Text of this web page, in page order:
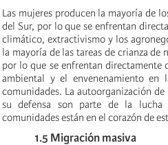
Las mujeres producen la mayoría de
del Sur, por lo que se enfrentan
climático, extractivismo y los
la mayoría de las tareas de crianza
por lo que se enfrentan directamente
ambiental y el envenenamiento
comunidades. La autoorganización
su defensa son parte de la lucha
comunidades están en el corazón de
1.5 Migración masiva